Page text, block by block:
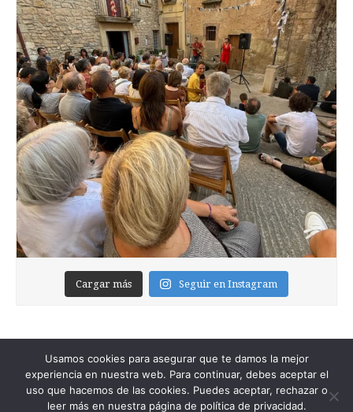
Cargar más Seguir en Instagram
Usamos cookies para asegurar que te damos la mejor
experiencia en nuestra web. Para continuar, debes aceptar el
uso que hacemos de las cookies. Puedes aceptar, rechazar o
leer más en nuestra página de política de privacidad.